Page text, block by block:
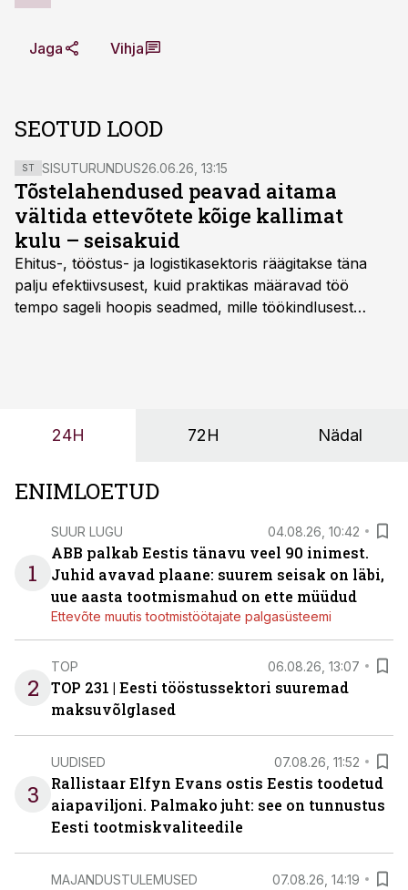
Jaga Vihja
SEOTUD LOOD
ST SISUTURUNDUS26.06.26, 13:15
Tõstelahendused peavad aitama
vältida ettevõtete kõige kallimat
kulu – seisakuid
Ehitus-, tööstus- ja logistikasektoris räägitakse täna
palju efektiivsusest, kuid praktikas määravad töö
tempo sageli hoopis seadmed, mille töökindlusest
24H 72H Nädal
ENIMLOETUD
1
SUUR LUGU 04.08.26, 10:42
ABB palkab Eestis tänavu veel 90 inimest.
Juhid avavad plaane: suurem seisak on läbi,
uue aasta tootmismahud on ette müüdud
Ettevõte muutis tootmistöötajate palgasüsteemi
2
TOP 06.08.26, 13:07
TOP 231 | Eesti tööstussektori suuremad
maksuvõlglased
3
UUDISED 07.08.26, 11:52
Rallistaar Elfyn Evans ostis Eestis toodetud
aiapaviljoni. Palmako juht: see on tunnustus
Eesti tootmiskvaliteedile
MAJANDUSTULEMUSED 07.08.26, 14:19